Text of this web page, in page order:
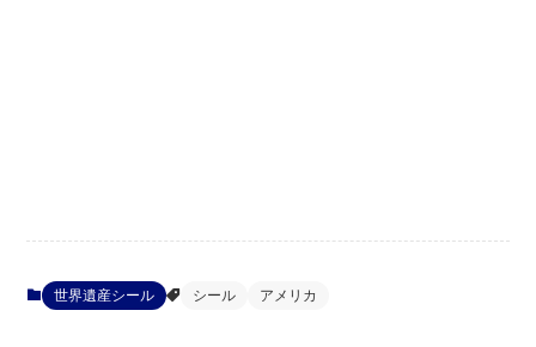
世界遺産シール シール アメリカ